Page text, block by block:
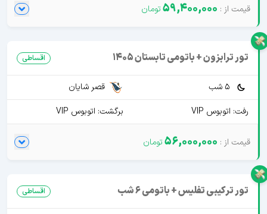
59,400,000
تور ترابزون + باتومی تابستان 1405 اقساطی
5 شب
قصر شایان
رفت: اتوبوس VIP
برگشت: اتوبوس VIP
56,000,000
تور ترکیبی تفلیس + باتومی 6 شب اقساطی